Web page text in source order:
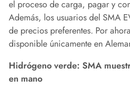
el proceso de carga, pagar y
Además, los usuarios del SMA
de precios preferentes. Por
disponible únicamente en
Hidrógeno verde: SMA
en mano